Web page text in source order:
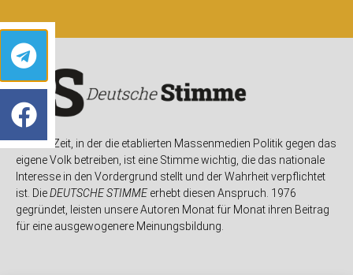
In einer Zeit, in der die etablierten Massenmedien Politik gegen das
eigene Volk betreiben, ist eine Stimme wichtig, die das nationale
Interesse in den Vordergrund stellt und der Wahrheit verpflichtet
ist. DieDEUTSCHE STIMMEerhebt diesen Anspruch. 1976
gegründet, leisten unsere Autoren Monat für Monat ihren Beitrag
für eine ausgewogenere Meinungsbildung.